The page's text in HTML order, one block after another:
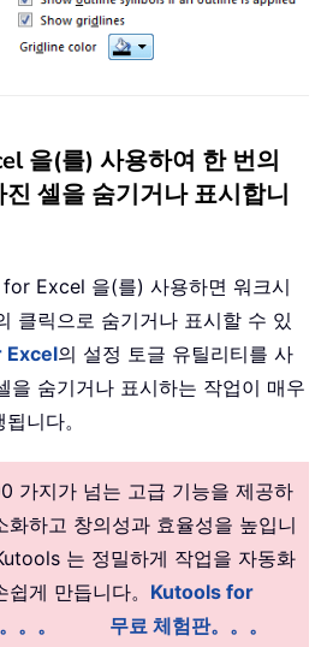
을(를) 사용하여 한 번의
셀을 숨기거나 표시합니
Excel 을(를) 사용하면 워크시
클릭으로 숨기거나 표시할 수 있
Excel의 설정 토글 유틸리티를 사
을 숨기거나 표시하는 작업이 매우
니다。
가지가 넘는 고급 기능을 제공하
화하고 창의성과 효율성을 높입니
는 정밀하게 작업을 자동화
게 만듭니다。 Kutools for
。。
무료 체험판。。。